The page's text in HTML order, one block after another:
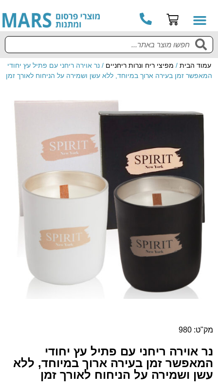
עמוד הבית / מפיצי ריח ונרות ריחניים / נר אוירה ריחני עם פתיל עץ יחודי
המאפשר זמן בעירה ארוך במיוחד, ללא עשן ושמירה על הניחוח לאורך זמן
מק"ט: 980
נר אוירה ריחני עם פתיל עץ יחודי
המאפשר זמן בעירה ארוך במיוחד, ללא
עשן ושמירה על הניחוח לאורך זמן